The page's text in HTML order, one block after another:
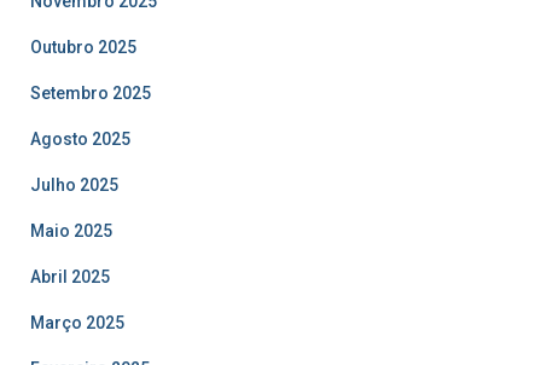
Outubro 2025
Setembro 2025
Agosto 2025
Julho 2025
Maio 2025
Abril 2025
Março 2025